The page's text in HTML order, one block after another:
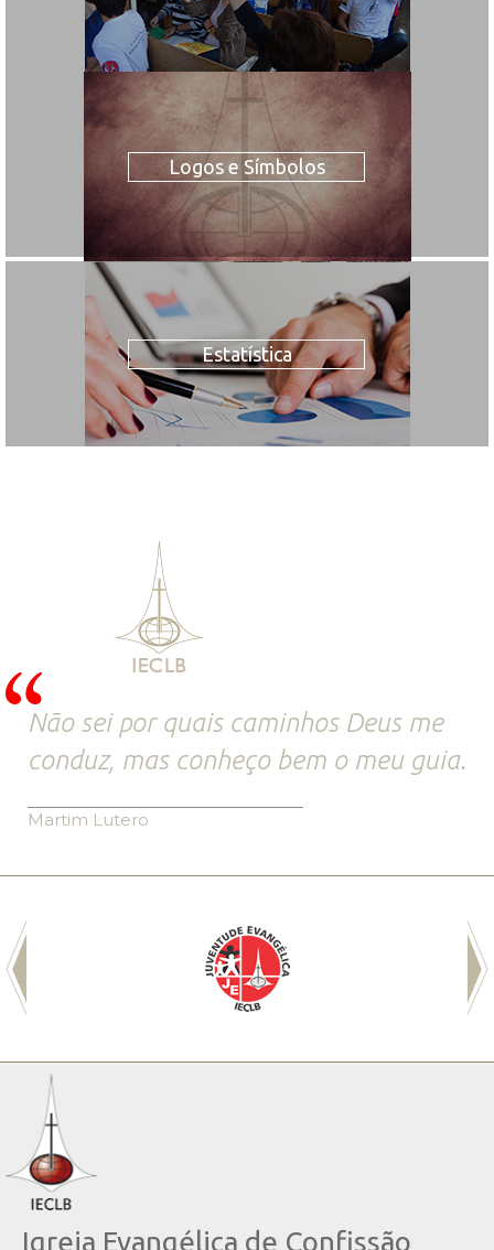
Logos e Símbolos
Estatística
Não sei por quais caminhos Deus me
conduz, mas conheço bem o meu guia.
Martim Lutero
Igreja Evangélica de Confissão